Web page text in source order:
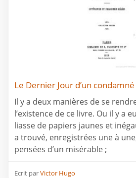
Le Dernier Jour d’un condamné
Il y a deux manières de se
l’existence de ce livre. Ou il y a
liasse de papiers jaunes et
a trouvé, enregistrées une à
pensées d’un misérable ;
Ecrit parVictor Hugo